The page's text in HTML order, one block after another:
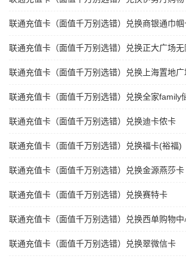
联通充值卡（面值千万别选错）兑换商银通巾帼
联通充值卡（面值千万别选错）兑换正大广场无
联通充值卡（面值千万别选错）兑换上海置地
联通充值卡（面值千万别选错）兑换全家family
联通充值卡（面值千万别选错）兑换迪卡侬卡
联通充值卡（面值千万别选错）兑换福卡(裕福)
联通充值卡（面值千万别选错）兑换金源燕莎卡
联通充值卡（面值千万别选错）兑换赛特卡
联通充值卡（面值千万别选错）兑换西单购物中
联通充值卡（面值千万别选错）兑换翠微信卡